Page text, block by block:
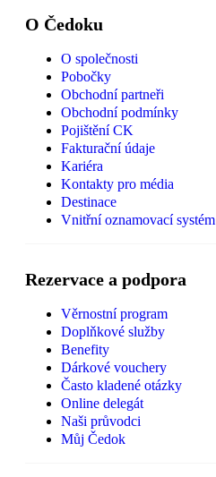
O Čedoku
O společnosti
Pobočky
Obchodní partneři
Obchodní podmínky
Pojištění CK
Fakturační údaje
Kariéra
Kontakty pro média
Destinace
Vnitřní oznamovací systém
Rezervace a podpora
Věrnostní program
Doplňkové služby
Benefity
Dárkové vouchery
Často kladené otázky
Online delegát
Naši průvodci
Můj Čedok